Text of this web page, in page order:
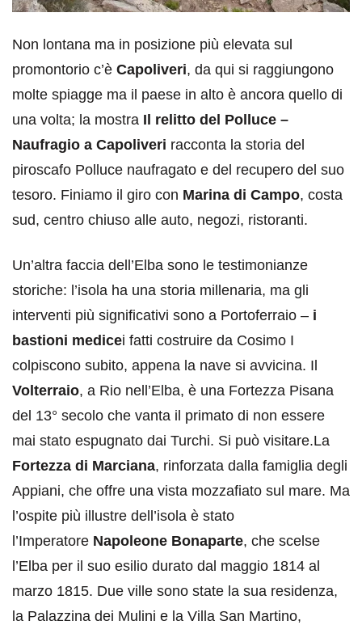
Non lontana ma in posizione più elevata sul
promontorio c’è Capoliveri, da qui si raggiungono
molte spiagge ma il paese in alto è ancora quello di
una volta; la mostra Il relitto del Polluce –
Naufragio a Capoliveri racconta la storia del
piroscafo Polluce naufragato e del recupero del suo
tesoro. Finiamo il giro con Marina di Campo, costa
sud, centro chiuso alle auto, negozi, ristoranti.
Un’altra faccia dell’Elba sono le testimonianze
storiche: l’isola ha una storia millenaria, ma gli
interventi più significativi sono a Portoferraio – i
bastioni medicei fatti costruire da Cosimo I
colpiscono subito, appena la nave si avvicina. Il
Volterraio, a Rio nell’Elba, è una Fortezza Pisana
del 13° secolo che vanta il primato di non essere
mai stato espugnato dai Turchi. Si può visitare.La
Fortezza di Marciana, rinforzata dalla famiglia degli
Appiani, che offre una vista mozzafiato sul mare. Ma
l’ospite più illustre dell’isola è stato
l’Imperatore Napoleone Bonaparte, che scelse
l’Elba per il suo esilio durato dal maggio 1814 al
marzo 1815. Due ville sono state la sua residenza,
la Palazzina dei Mulini e la Villa San Martino,